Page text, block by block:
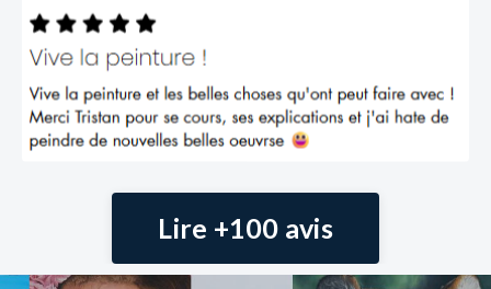
Lire +100 avis